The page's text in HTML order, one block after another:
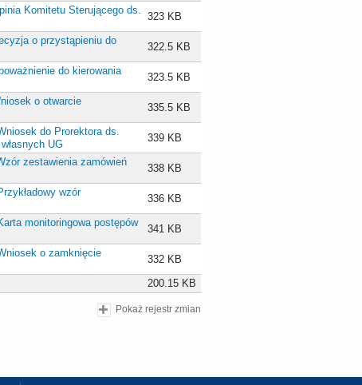
Komitetu Sterującego ds.
323 KB
o przystąpieniu do
322.5 KB
do kierowania
323.5 KB
o otwarcie
335.5 KB
do Prorektora ds.
UG
339 KB
zestawienia zamówień
338 KB
wzór
336 KB
monitoringowa postępów
341 KB
o zamknięcie
332 KB
200.15 KB
Pokaż rejestr zmian